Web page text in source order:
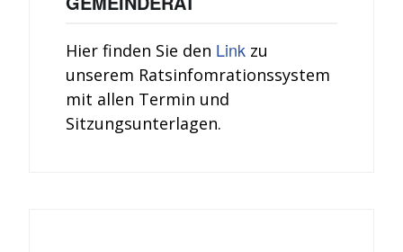
Hier finden Sie den Link zu
unserem Ratsinfomrationssystem
mit allen Termin und
Sitzungsunterlagen.